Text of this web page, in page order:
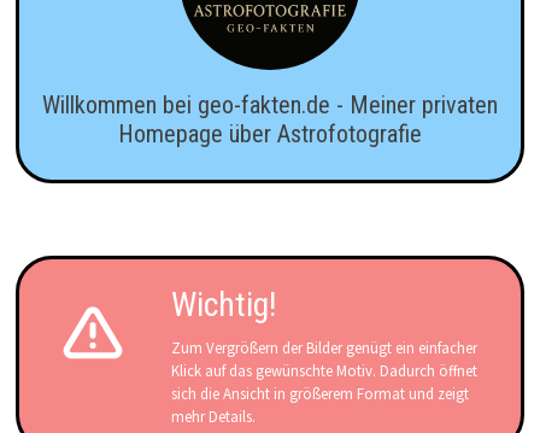
Willkommen bei geo-fakten.de - Meiner privaten
Homepage über Astrofotografie
Wichtig!
Zum Vergrößern der Bilder genügt ein einfacher
Klick auf das gewünschte Motiv. Dadurch öffnet
sich die Ansicht in größerem Format und zeigt
mehr Details.